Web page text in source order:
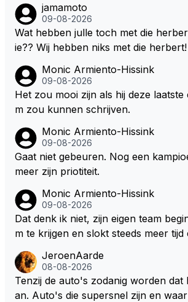
door die 1 liter te verhogen naar bijv.
e ronden achter SC niet mee te tellen. Na x
SC moet er na afloop niet nog 5
jamamoto
09-08-2026
Wat hebben julle toch met die
ie?? Wij hebben niks met die herbert!
Monic Armiento-Hissink
09-08-2026
Het zou mooi zijn als hij deze
m zou kunnen schrijven.
Monic Armiento-Hissink
09-08-2026
Gaat niet gebeuren. Nog een
meer zijn priotiteit.
Monic Armiento-Hissink
09-08-2026
Dat denk ik niet, zijn eigen team
m te krijgen en slokt steeds meer tijd
en zullen ben ik bang niet het
en. Mocht het wel zo zijn dan zal
guit 5 jaar maar echt niet langer.
JeroenAarde
08-08-2026
Tenzij de auto's zodanig worden dat
an. Auto's die supersnel zijn en waarbij inhalen en v